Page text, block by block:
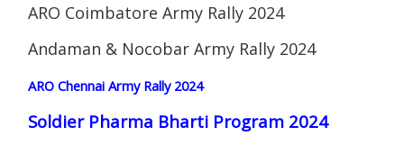
ARO Coimbatore Army Rally 2024
Andaman & Nocobar Army Rally 2024
ARO Chennai Army Rally 2024
Soldier Pharma Bharti Program 2024